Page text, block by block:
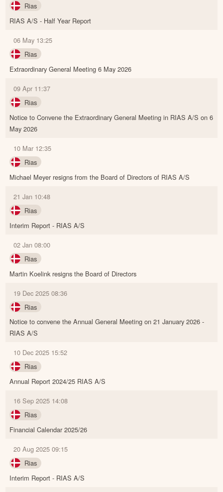
Rias
RIAS A/S - Half Year Report
06 May 13:25
Rias
Extraordinary General Meeting 6 May 2026
09 Apr 11:37
Rias
Notice to Convene the Extraordinary General Meeting in RIAS A/S on 6
May 2026
10 Mar 12:35
Rias
Michael Meyer resigns from the Board of Directors of RIAS A/S
21 Jan 10:48
Rias
Interim Report - RIAS A/S
02 Jan 08:00
Rias
Martin Koelink resigns the Board of Directors
19 Dec 2025 08:36
Rias
Notice to convene the Annual General Meeting on 21 January 2026 -
RIAS A/S
10 Dec 2025 15:52
Rias
Annual Report 2024/25 RIAS A/S
16 Sep 2025 14:08
Rias
Financial Calendar 2025/26
20 Aug 2025 09:15
Rias
Interim Report - RIAS A/S